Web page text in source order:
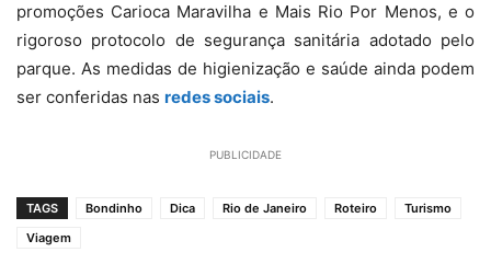
promoções Carioca Maravilha e Mais Rio Por Menos, e o
rigoroso protocolo de segurança sanitária adotado pelo
parque. As medidas de higienização e saúde ainda podem
ser conferidas nas redes sociais.
PUBLICIDADE
TAGS Bondinho Dica Rio de Janeiro Roteiro
Turismo
Viagem